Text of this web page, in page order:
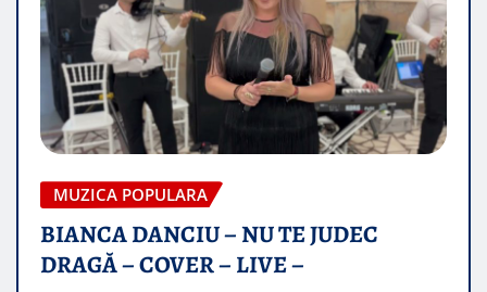
MUZICA POPULARA
BIANCA DANCIU – NU TE JUDEC
DRAGĂ – COVER – LIVE –